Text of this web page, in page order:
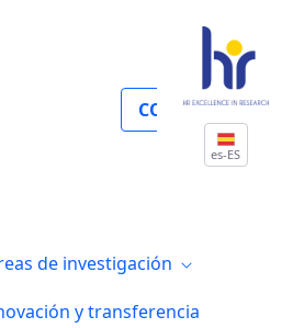
COLABORA
es-ES
de investigación
y transferencia